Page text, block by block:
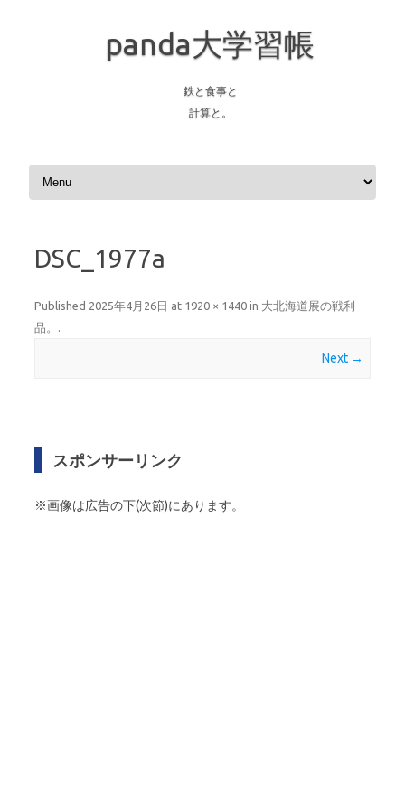
panda大学習帳
鉄と食事と
計算と。
Skip to content
DSC_1977a
Published 2025年4月26日 at 1920 × 1440 in 大北海道展の戦利
品。 .
Next →
スポンサーリンク
※画像は広告の下(次節)にあります。